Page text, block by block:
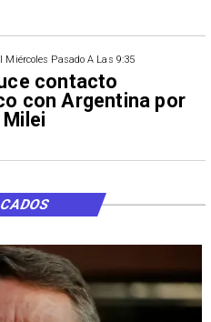
Miércoles Pasado A Las 9:35
contacto
con Argentina por